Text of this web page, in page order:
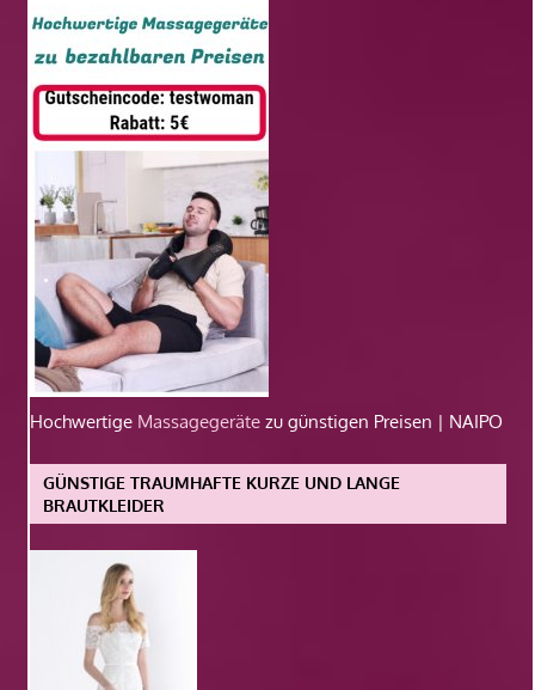
Hochwertige Massagegeräte zu günstigen Preisen | NAIPO
GÜNSTIGE TRAUMHAFTE KURZE UND LANGE
BRAUTKLEIDER